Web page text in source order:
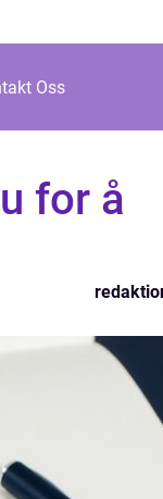
Oss
for å